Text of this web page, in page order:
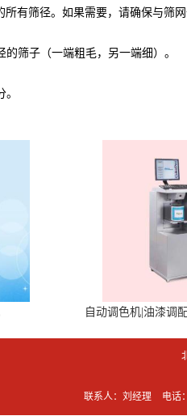
所有筛径。 如果需要，请确保与筛
筛子（一端粗毛，另一端细）。
自动调色机|油漆调
联系人：刘经理 电话